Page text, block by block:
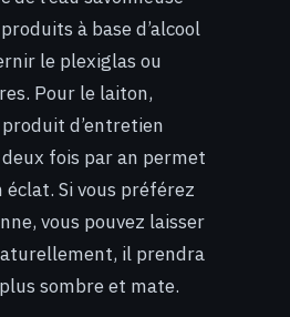
à base d’alcool
le plexiglas ou
Pour le laiton,
d’entretien
fois par an permet
éclat. Si vous préférez
vous pouvez laisser
il prendra
sombre et mate.